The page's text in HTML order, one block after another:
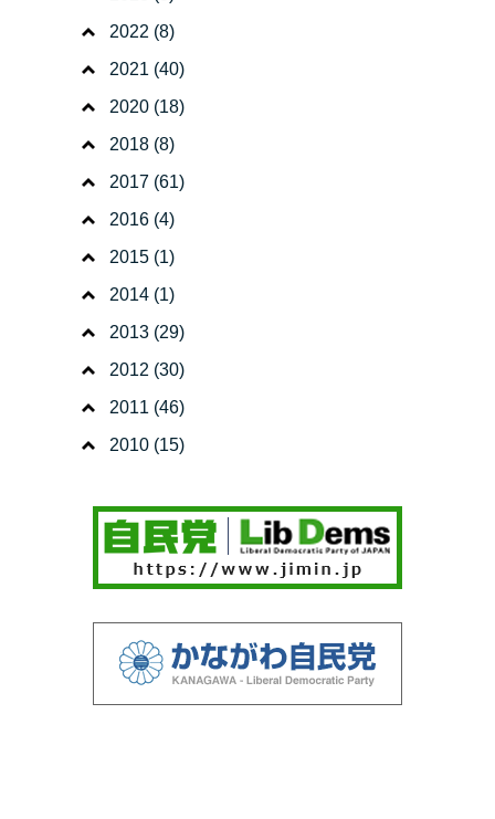
2022 (8)
2021 (40)
2020 (18)
2018 (8)
2017 (61)
2016 (4)
2015 (1)
2014 (1)
2013 (29)
2012 (30)
2011 (46)
2010 (15)